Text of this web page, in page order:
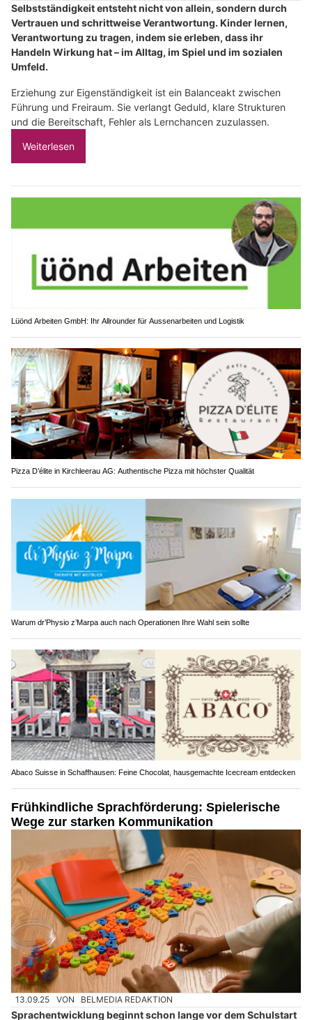
Selbstständigkeit entsteht nicht von allein, sondern durch
Vertrauen und schrittweise Verantwortung. Kinder lernen,
Verantwortung zu tragen, indem sie erleben, dass ihr
Handeln Wirkung hat – im Alltag, im Spiel und im sozialen
Umfeld.
Erziehung zur Eigenständigkeit ist ein Balanceakt zwischen
Führung und Freiraum. Sie verlangt Geduld, klare Strukturen
und die Bereitschaft, Fehler als Lernchancen zuzulassen.
Weiterlesen
Lüönd Arbeiten GmbH: Ihr Allrounder für Aussenarbeiten und Logistik
Pizza D’élite in Kirchleerau AG: Authentische Pizza mit höchster Qualität
Warum dr’Physio z’Marpa auch nach Operationen Ihre Wahl sein sollte
Abaco Suisse in Schaffhausen: Feine Chocolat, hausgemachte Icecream entdecken
Frühkindliche Sprachförderung: Spielerische
Wege zur starken Kommunikation
13.09.25 VON BELMEDIA REDAKTION
Sprachentwicklung beginnt schon lange vor dem Schulstart